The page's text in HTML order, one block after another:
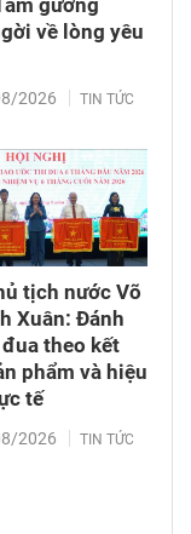
gương
về lòng yêu
2026 TIN TỨC
tịch nước Võ
Xuân: Đánh
theo kết
phẩm và hiệu
tế
2026 TIN TỨC